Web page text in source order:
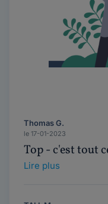
Thomas G.
le 17-01-2023
Top - c'est tout
Lire plus